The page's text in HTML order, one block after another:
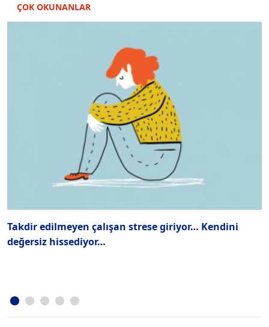
ÇOK OKUNANLAR
Takdir edilmeyen çalışan strese giriyor… Kendini
değersiz hissediyor…